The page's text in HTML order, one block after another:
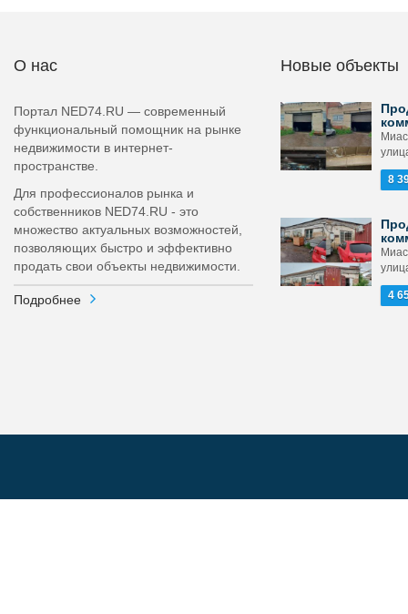
О нас
Портал NED74.RU — современный
функциональный помощник на рынке
недвижимости в интернет-
пространстве.
Для профессионалов рынка и
собственников NED74.RU - это
множество актуальных возможностей,
позволяющих быстро и эффективно
продать свои объекты недвижимости.
Подробнее
Новые объекты
8
4